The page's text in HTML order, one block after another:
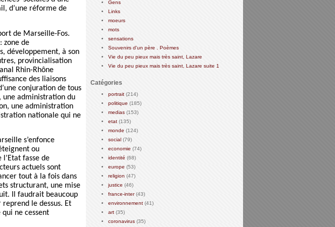
d’une réforme de
de Marseille-Fos.
zone de
développement, à son
provincialisation
Rhin-Rhône
des liaisons
conjuration de tous
une administration du
une administration
nationale qui ne
s’enfonce
ou
l’Etat fasse de
actuels sont
tout à la fois dans
structurant, une mise
Il faudrait beaucoup
le dessus. Et
ne cessent
Gens
Links
moeurs
mots
sensations
Souvenirs d'un père . Poèmes
Vie du peu pieux mais très saint, Lazare
Vie du peu pieux mais très saint, Lazare suite 1
Catégories
portrait (214)
politique (185)
medias (153)
etat (135)
monde (124)
social (79)
economie (74)
identité (68)
europe (53)
religion (47)
justice (46)
france-inter(43)
environnement (41)
art (35)
coronavirus (35)